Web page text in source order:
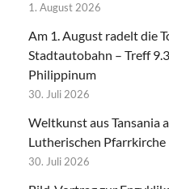
1. August 2026
Am 1. August radelt die
Stadtautobahn – Treff
Philippinum
30. Juli 2026
Weltkunst aus Tansania
Lutherischen Pfarrkirche
30. Juli 2026